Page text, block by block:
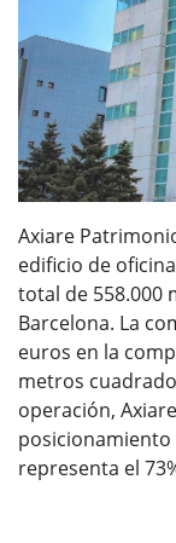
Axiare
edificio de
total de 558.000
Barcelona. La
euros en la
metros
operación,
posicionamiento
representa el